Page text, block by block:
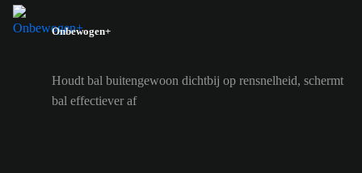
Onbewogen+
Houdt bal buitengewoon dichtbij op rensnelheid, schermt
bal effectiever af